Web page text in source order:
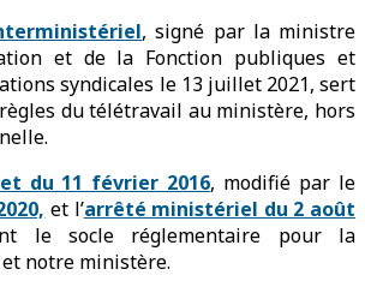
, signé par la ministre
et de la Fonction publiques et
syndicales le 13 juillet 2021, sert
du télétravail au ministère, hors
du 11 février 2016, modifié par le
et l’arrêté ministériel du 2 août
le socle réglementaire pour la
notre ministère.